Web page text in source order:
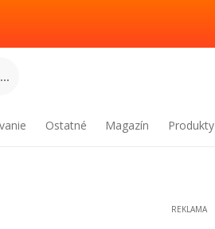
Ostatné Magazín Produkty
REKLAMA